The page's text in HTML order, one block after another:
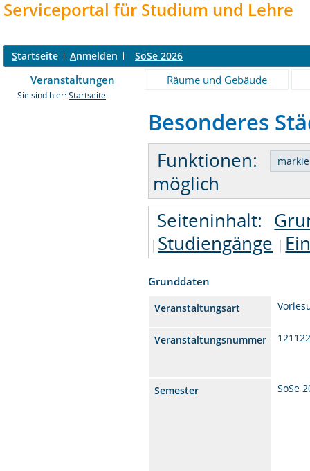
Serviceportal für Studium und Lehre
Startseite Anmelden SoSe 2026
Veranstaltungen Räume und Gebäude
Sie sind hier: Startseite
Besonderes
Funktionen:
möglich
Seiteninhalt:
Studiengänge
Grunddaten
Veranstaltungsart
Veranstaltungsnummer
Semester SoSe